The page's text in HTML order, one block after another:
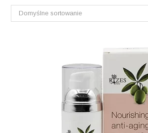
Domyślne sortowanie